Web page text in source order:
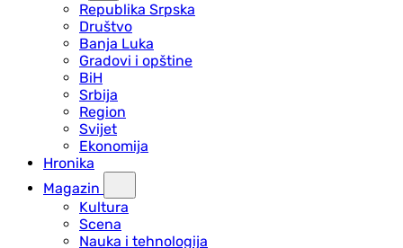
Republika Srpska
Društvo
Banja Luka
Gradovi i opštine
BiH
Srbija
Region
Svijet
Ekonomija
Hronika
Magazin
Kultura
Scena
Nauka i tehnologija